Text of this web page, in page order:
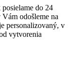
do 24
odošleme na
personalizovaný, v
vytvorenia